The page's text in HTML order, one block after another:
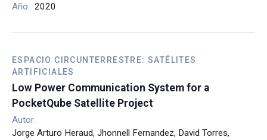
Año: 2020
ESPACIO CIRCUNTERRESTRE: SATÉLITES
ARTIFICIALES
Low Power Communication System for a
PocketQube Satellite Project
Autor:
Jorge Arturo Heraud, Jhonnell Fernandez, David Torres,